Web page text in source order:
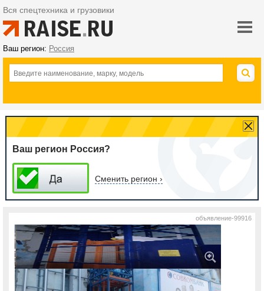
Вся спецтехника и грузовики
Ваш регион: Россия
Ваш регион Россия?
Сменить регион ›
объявление-99916